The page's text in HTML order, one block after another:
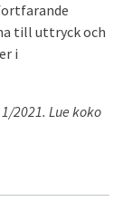
till uttryck och
i
2021. Lue koko